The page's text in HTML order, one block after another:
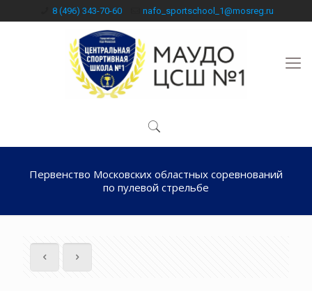
8 (496) 343-70-60 nafo_sportschool_1@mosreg.ru
Первенство Московских областных соревнований
по пулевой стрельбе